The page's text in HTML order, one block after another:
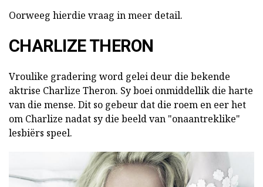
Oorweeg hierdie vraag in meer detail.
CHARLIZE THERON
Vroulike gradering word gelei deur die bekende
aktrise Charlize Theron. Sy boei onmiddellik die harte
van die mense. Dit so gebeur dat die roem en eer het
om Charlize nadat sy die beeld van "onaantreklike"
lesbiërs speel.